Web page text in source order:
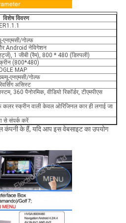
विशेष विवरण
एनएमसी/गोल्फ
Android नेविगेशन
1 जीबी (रैम), 800 * 480 (डिस्पली)
(800*480)
MAP
एनएमसी/गोल्फ
असिस्ट
360 पैनोरमिक, वीडियो रिकॉर्डर, टीएमपीएस
कलर स्क्रीन वाली केवल ओरिजिनल कार ही लगाई जा
से संपर्क करें
कंपनी के हैं, यदि आप इस वेबसाइट का उपयोग